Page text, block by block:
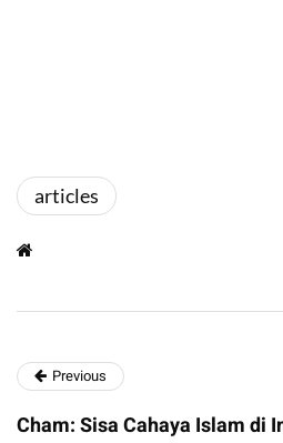
articles
Previous
Cham: Sisa Cahaya Islam di